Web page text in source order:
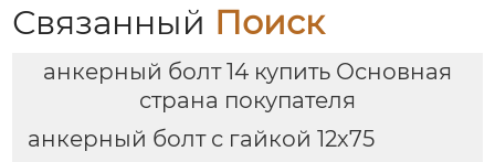
Связанный Поиск
анкерный болт 14 купить Основная
страна покупателя
анкерный болт с гайкой 12х75